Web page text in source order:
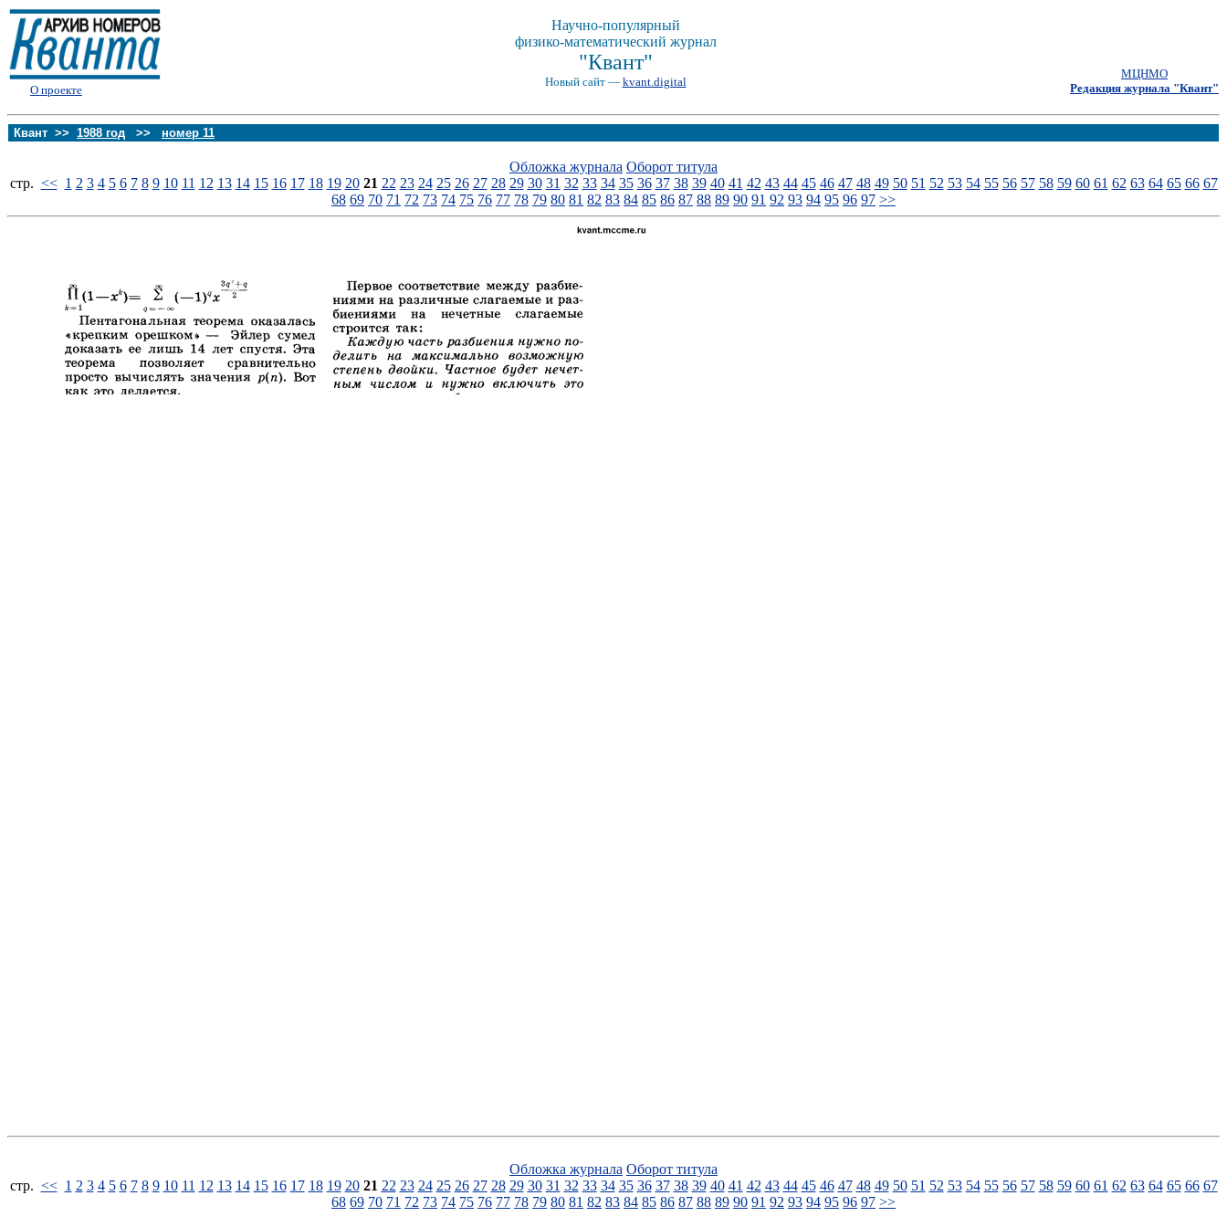
О проекте
Научно-популярный
физико-математический журнал
"Квант"
Новый сайт — kvant.digital
МЦНМО
Редакция журнала "Квант"
Квант >> 1988 год >> номер 11
Обложка журнала Оборот титула
стp. << 1 2 3 4 5 6 7 8 9 10 11 12 13 14 15 16 17 18 19 20 21 22 23 24 25 26 27 28 29 30 31 32 33 34 35 36 37 38 39 40 41 42 43 44 45 46 47 48 49 50 51 52 53 54 55 56 57 58 59 60 61 62 63 64 65 66 67
68 69 70 71 72 73 74 75 76 77 78 79 80 81 82 83 84 85 86 87 88 89 90 91 92 93 94 95 96 97 >>
Обложка журнала Оборот титула
стp. << 1 2 3 4 5 6 7 8 9 10 11 12 13 14 15 16 17 18 19 20 21 22 23 24 25 26 27 28 29 30 31 32 33 34 35 36 37 38 39 40 41 42 43 44 45 46 47 48 49 50 51 52 53 54 55 56 57 58 59 60 61 62 63 64 65 66 67
68 69 70 71 72 73 74 75 76 77 78 79 80 81 82 83 84 85 86 87 88 89 90 91 92 93 94 95 96 97 >>